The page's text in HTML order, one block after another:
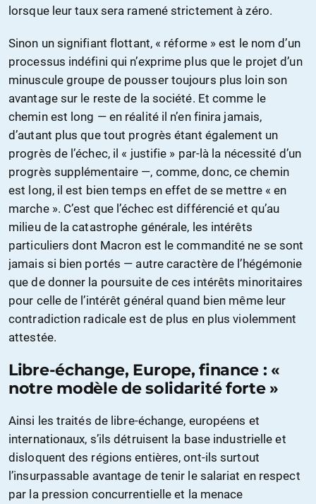
lorsque leur taux sera ramené strictement à zéro.
Sinon un signifiant flottant, « réforme » est le nom d’un
processus indéfini qui n’exprime plus que le projet d’un
minuscule groupe de pousser toujours plus loin son
avantage sur le reste de la société. Et comme le
chemin est long — en réalité il n’en finira jamais,
d’autant plus que tout progrès étant également un
progrès de l’échec, il « justifie » par-là la nécessité d’un
progrès supplémentaire —, comme, donc, ce chemin
est long, il est bien temps en effet de se mettre « en
marche ». C’est que l’échec est différencié et qu’au
milieu de la catastrophe générale, les intérêts
particuliers dont Macron est le commandité ne se sont
jamais si bien portés — autre caractère de l’hégémonie
que de donner la poursuite de ces intérêts minoritaires
pour celle de l’intérêt général quand bien même leur
contradiction radicale est de plus en plus violemment
attestée.
Libre-échange, Europe, finance : «
notre modèle de solidarité forte »
Ainsi les traités de libre-échange, européens et
internationaux, s’ils détruisent la base industrielle et
disloquent des régions entières, ont-ils surtout
l’insurpassable avantage de tenir le salariat en respect
par la pression concurrentielle et la menace